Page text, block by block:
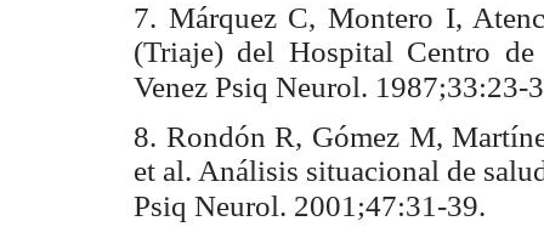
7. Márquez C, Montero I,
(Triaje) del Hospital Centro
Venez Psiq Neurol. 1987;33:23-
8. Rondón R, Gómez M,
et al. Análisis situacional de
Psiq Neurol. 2001;47:31-39.